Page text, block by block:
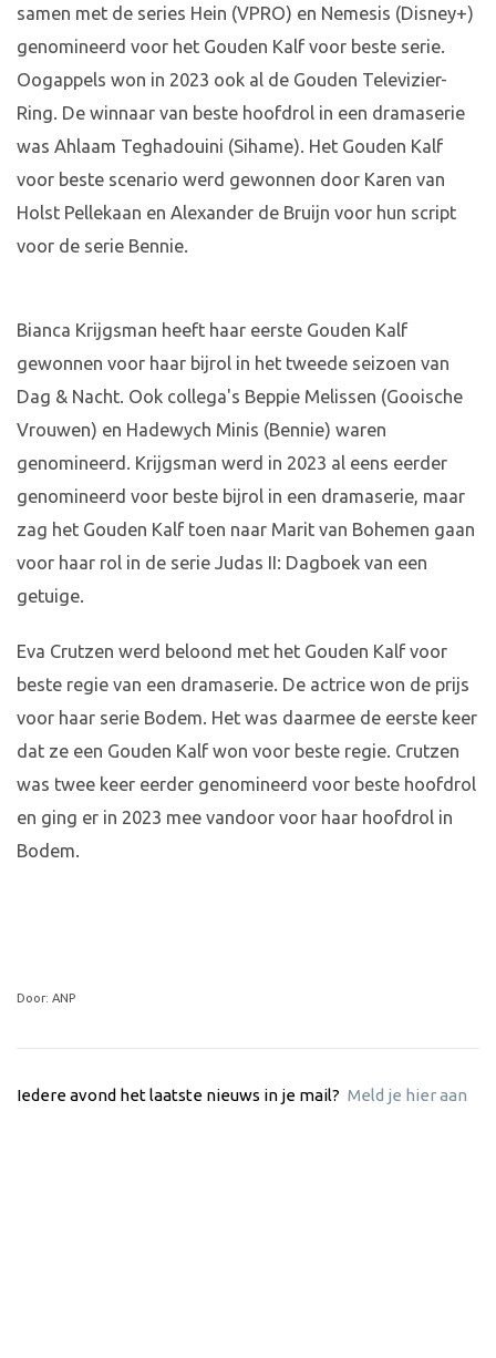
samen met de series Hein (VPRO) en Nemesis (Disney+)
genomineerd voor het Gouden Kalf voor beste serie.
Oogappels won in 2023 ook al de Gouden Televizier-
Ring. De winnaar van beste hoofdrol in een dramaserie
was Ahlaam Teghadouini (Sihame). Het Gouden Kalf
voor beste scenario werd gewonnen door Karen van
Holst Pellekaan en Alexander de Bruijn voor hun script
voor de serie Bennie.
Bianca Krijgsman heeft haar eerste Gouden Kalf
gewonnen voor haar bijrol in het tweede seizoen van
Dag & Nacht. Ook collega's Beppie Melissen (Gooische
Vrouwen) en Hadewych Minis (Bennie) waren
genomineerd. Krijgsman werd in 2023 al eens eerder
genomineerd voor beste bijrol in een dramaserie, maar
zag het Gouden Kalf toen naar Marit van Bohemen gaan
voor haar rol in de serie Judas II: Dagboek van een
getuige.
Eva Crutzen werd beloond met het Gouden Kalf voor
beste regie van een dramaserie. De actrice won de prijs
voor haar serie Bodem. Het was daarmee de eerste keer
dat ze een Gouden Kalf won voor beste regie. Crutzen
was twee keer eerder genomineerd voor beste hoofdrol
en ging er in 2023 mee vandoor voor haar hoofdrol in
Bodem.
Door: ANP
Iedere avond het laatste nieuws in je mail? Meld je hier aan